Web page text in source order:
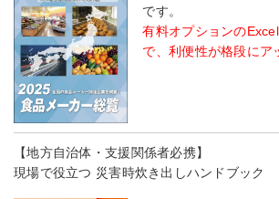
です。
有料オプションの
で、利便性が格段にア
【地方自治体・支援関係者必携】
現場で役立つ 災害時炊き出しハンドブック